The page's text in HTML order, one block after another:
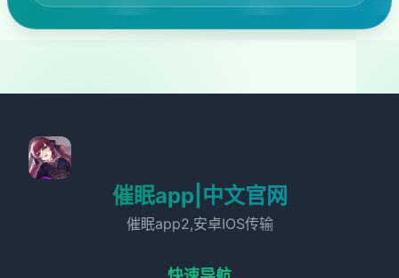
催眠app|中文官网
催眠app2,安卓IOS传输